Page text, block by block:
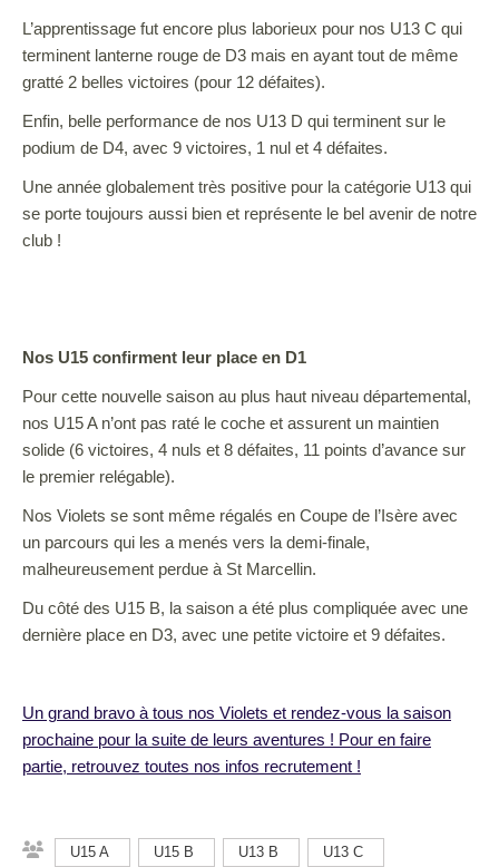
L’apprentissage fut encore plus laborieux pour nos U13 C qui
terminent lanterne rouge de D3 mais en ayant tout de même
gratté 2 belles victoires (pour 12 défaites).
Enfin, belle performance de nos U13 D qui terminent sur le
podium de D4, avec 9 victoires, 1 nul et 4 défaites.
Une année globalement très positive pour la catégorie U13 qui
se porte toujours aussi bien et représente le bel avenir de notre
club !
Nos U15 confirment leur place en D1
Pour cette nouvelle saison au plus haut niveau départemental,
nos U15 A n’ont pas raté le coche et assurent un maintien
solide (6 victoires, 4 nuls et 8 défaites, 11 points d’avance sur
le premier relégable).
Nos Violets se sont même régalés en Coupe de l’Isère avec
un parcours qui les a menés vers la demi-finale,
malheureusement perdue à St Marcellin.
Du côté des U15 B, la saison a été plus compliquée avec une
dernière place en D3, avec une petite victoire et 9 défaites.
Un grand bravo à tous nos Violets et rendez-vous la saison
prochaine pour la suite de leurs aventures ! Pour en faire
partie, retrouvez toutes nos infos recrutement !
U15 A U15 B U13 B U13 C